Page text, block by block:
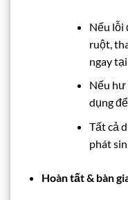
Nếu lỗi
ruột,
ngay tại
Nếu hư
dụng
Tất cả
phát
Hoàn tất & bàn